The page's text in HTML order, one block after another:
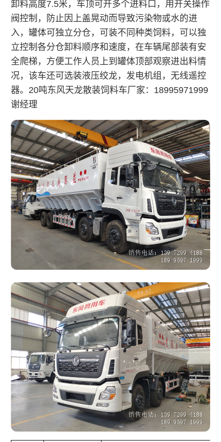
卸料高度7.5米，车顶可开多个进料口，用开关操作
阀控制，防止因上盖晃动而导致污染物或水的进
入，罐体可独立分仓，可装不同种类饲料，可以独
立控制各分仓卸料顺序和速度，在车辆尾部装有安
全爬梯，方便工作人员上到罐体顶部观察进出料情
况，该车还可选装液压绞龙，发电机组，无线遥控
器。20吨东风天龙散装饲料车厂家：18995971999
谢经理